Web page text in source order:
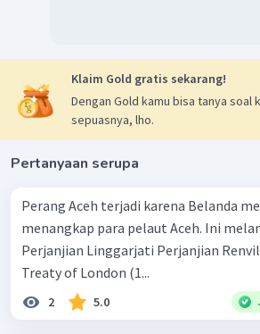
Klaim Gold gratis sekarang!
Dengan Gold kamu bisa tanya soal
sepuasnya, lho.
Pertanyaan serupa
Perang Aceh terjadi karena Belanda
menangkap para pelaut Aceh. Ini
Perjanjian Linggarjati Perjanjian Renville Plakat Tuntang
Treaty of London (1...
2 5.0